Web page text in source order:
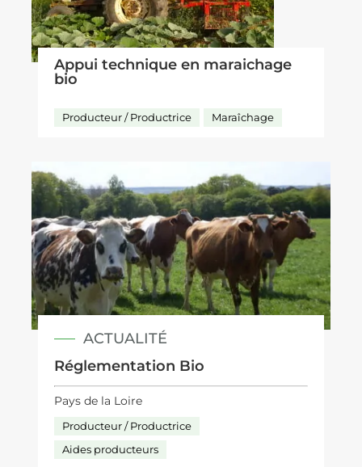
Appui technique en maraichage
bio
Producteur / Productrice Maraîchage
ACTUALITÉ
Réglementation Bio
Pays de la Loire
Producteur / Productrice
Aides producteurs